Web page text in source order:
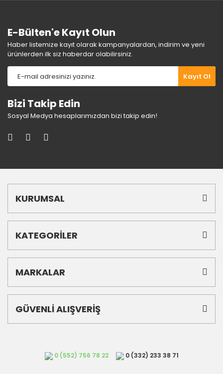
E-Bülten'e Kayıt Olun
Haber listemize kayıt olarak kampanyalardan, indirim ve yeni
ürünlerden ilk siz haberdar olabilirsiniz.
Kayıt Ol
Bizi Takip Edin
Sosyal Medya hesaplarımızdan bizi takip edin!
KURUMSAL
KATEGORİLER
MARKALAR
GÜVENLİ ALIŞVERİŞ
0 (552) 756 78 22 0 (332) 233 38 71